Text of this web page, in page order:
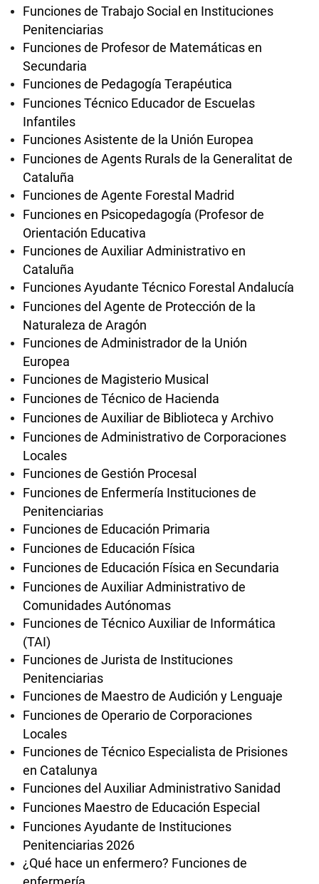
Funciones de Trabajo Social en Instituciones
Penitenciarias
Funciones de Profesor de Matemáticas en
Secundaria
Funciones de Pedagogía Terapéutica
Funciones Técnico Educador de Escuelas
Infantiles
Funciones Asistente de la Unión Europea
Funciones de Agents Rurals de la Generalitat de
Cataluña
Funciones de Agente Forestal Madrid
Funciones en Psicopedagogía (Profesor de
Orientación Educativa
Funciones de Auxiliar Administrativo en
Cataluña
Funciones Ayudante Técnico Forestal Andalucía
Funciones del Agente de Protección de la
Naturaleza de Aragón
Funciones de Administrador de la Unión
Europea
Funciones de Magisterio Musical
Funciones de Técnico de Hacienda
Funciones de Auxiliar de Biblioteca y Archivo
Funciones de Administrativo de Corporaciones
Locales
Funciones de Gestión Procesal
Funciones de Enfermería Instituciones de
Penitenciarias
Funciones de Educación Primaria
Funciones de Educación Física
Funciones de Educación Física en Secundaria
Funciones de Auxiliar Administrativo de
Comunidades Autónomas
Funciones de Técnico Auxiliar de Informática
(TAI)
Funciones de Jurista de Instituciones
Penitenciarias
Funciones de Maestro de Audición y Lenguaje
Funciones de Operario de Corporaciones
Locales
Funciones de Técnico Especialista de Prisiones
en Catalunya
Funciones del Auxiliar Administrativo Sanidad
Funciones Maestro de Educación Especial
Funciones Ayudante de Instituciones
Penitenciarias 2026
¿Qué hace un enfermero? Funciones de
enfermería